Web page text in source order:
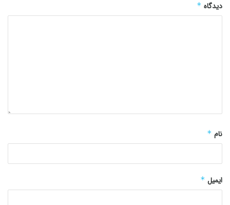
دیدگاه *
نام *
ایمیل *